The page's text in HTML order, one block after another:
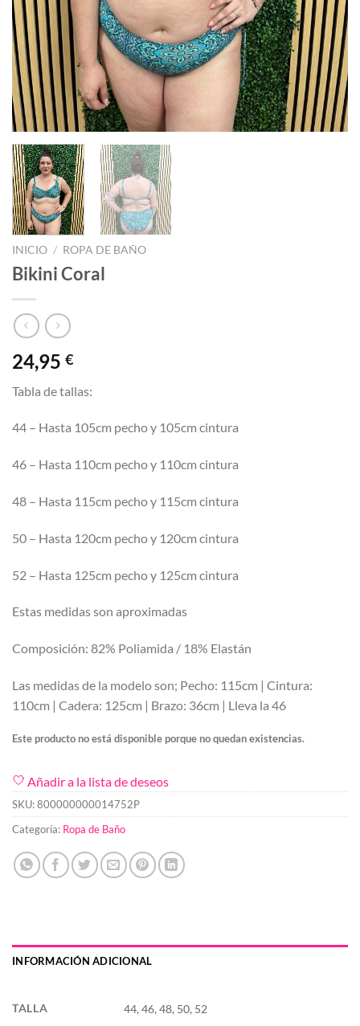
INICIO / ROPA DE BAÑO
Bikini Coral
24,95 €
Tabla de tallas:
44 – Hasta 105cm pecho y 105cm cintura
46 – Hasta 110cm pecho y 110cm cintura
48 – Hasta 115cm pecho y 115cm cintura
50 – Hasta 120cm pecho y 120cm cintura
52 – Hasta 125cm pecho y 125cm cintura
Estas medidas son aproximadas
Composición: 82% Poliamida / 18% Elastán
Las medidas de la modelo son; Pecho: 115cm | Cintura:
110cm | Cadera: 125cm | Brazo: 36cm | Lleva la 46
Este producto no está disponible porque no quedan existencias.
Añadir a la lista de deseos
SKU:800000000014752P
Categoría: Ropa de Baño
INFORMACIÓN ADICIONAL
TALLA 44, 46, 48, 50, 52